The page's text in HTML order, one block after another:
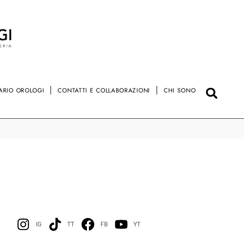
OROLOGI CONTATTI E COLLABORAZIONI CHI SONO
IG TT FB YT